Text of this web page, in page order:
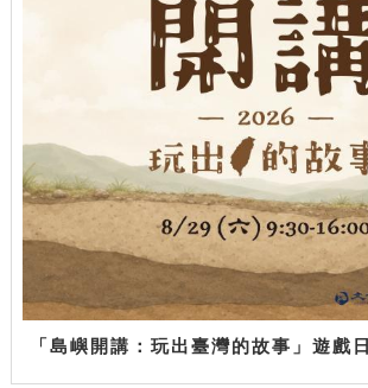
「島嶼開講：玩出臺灣的故事」遊戲日